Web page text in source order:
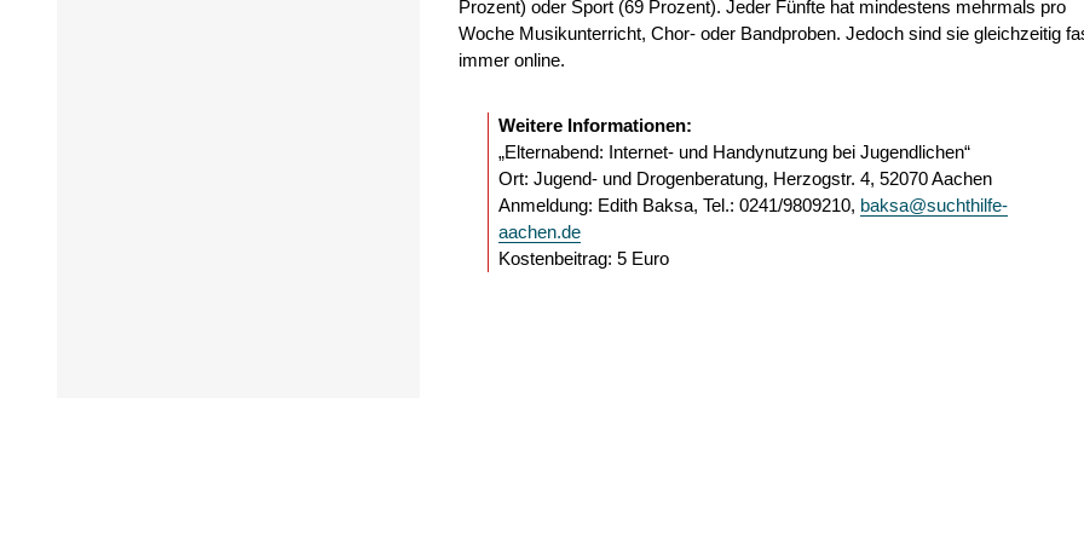
Prozent) oder Sport (69 Prozent). Jeder Fünfte hat mindestens mehrmals pro
Woche Musikunterricht, Chor- oder Bandproben. Jedoch sind sie gleichzeitig
immer online.
Weitere Informationen:
„Elternabend: Internet- und Handynutzung bei Jugendlichen“
Ort: Jugend- und Drogenberatung, Herzogstr. 4, 52070 Aachen
Anmeldung: Edith Baksa, Tel.: 0241/9809210, baksa@suchthilfe-
aachen.de
Kostenbeitrag: 5 Euro